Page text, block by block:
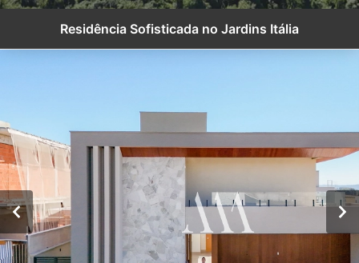
Residência Sofisticada no Jardins Itália